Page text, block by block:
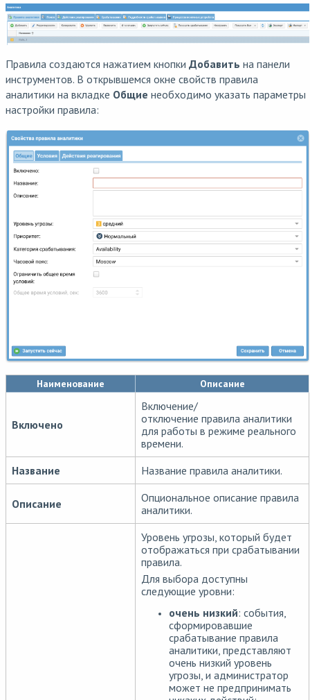
Правила создаются нажатием кнопки Добавить на панели
инструментов. В открывшемся окне свойств правила
аналитики на вкладке Общие необходимо указать параметры
настройки правила:
Наименование Описание
Включено
Включение/
отключение правила аналитики
для работы в режиме реального
времени.
Название
Название правила аналитики.
Описание
Опциональное описание правила
аналитики.
Уровень угрозы, который будет
отображаться при срабатывании
правила.
Для выбора доступны
следующие уровни:
очень низкий: события,
сформировавшие
срабатывание правила
аналитики, представляют
очень низкий уровень
угрозы, и администратор
может не предпринимать